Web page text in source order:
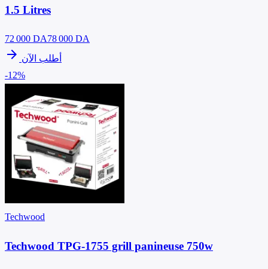
1.5 Litres
72 000 DA78 000 DA
arrow_forward أطلب الآن
-12%
Techwood
Techwood TPG-1755 grill panineuse 750w